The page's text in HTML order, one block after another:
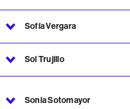
Sofía Vergara
Sol Trujillo
Sonia Sotomayor